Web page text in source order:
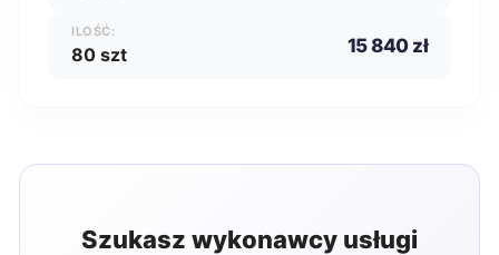
ILOŚĆ:
80 szt 15 840 zł
Szukasz wykonawcy usługi